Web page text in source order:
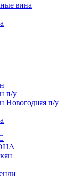
вина
п/у
Новогодняя п/у